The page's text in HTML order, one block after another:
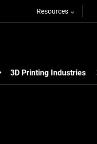
Resources
3D Printing Industries